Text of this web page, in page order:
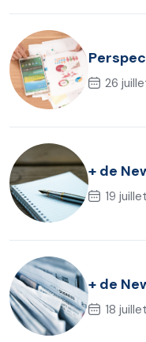
26
+ de
19
+ de
18